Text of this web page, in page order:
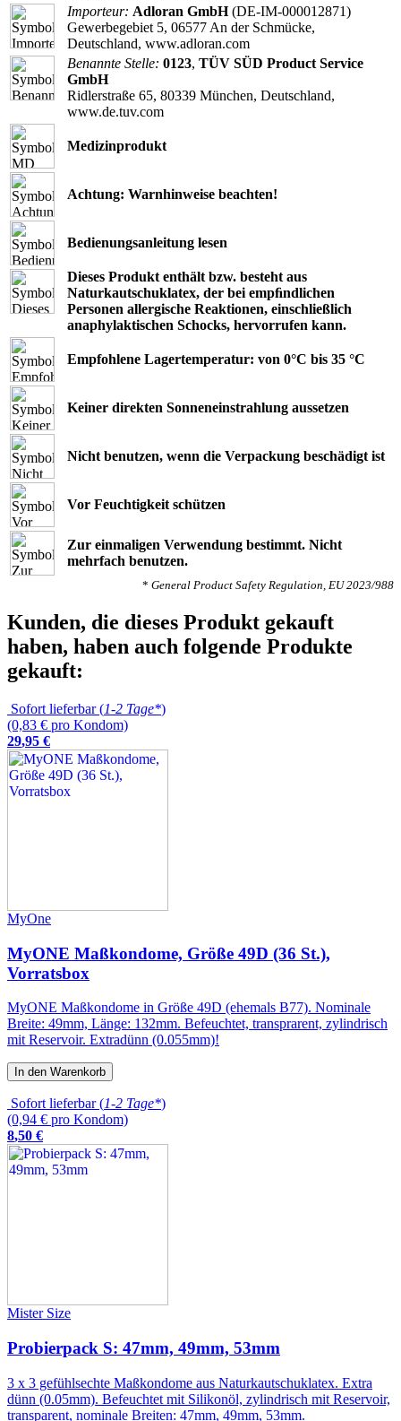
Importeur: Adloran GmbH(DE-IM-000012871)
Gewerbegebiet 5, 06577 An der Schmücke,
Deutschland, www.adloran.com
Benannte Stelle: 0123, TÜV SÜD Product Service
GmbH
Ridlerstraße 65, 80339 München, Deutschland,
www.de.tuv.com
Medizinprodukt
Achtung: Warnhinweise beachten!
Bedienungsanleitung lesen
Dieses Produkt enthält bzw. besteht aus
Naturkautschuklatex, der bei empﬁndlichen
Personen allergische Reaktionen, einschließlich
anaphylaktischen Schocks, hervorrufen kann.
Empfohlene Lagertemperatur: von 0°C bis 35 °C
Keiner direkten Sonneneinstrahlung aussetzen
Nicht benutzen, wenn die Verpackung beschädigt ist
Vor Feuchtigkeit schützen
Zur einmaligen Verwendung bestimmt. Nicht
mehrfach benutzen.
* General Product Safety Regulation, EU 2023/988
Kunden, die dieses Produkt gekauft
haben, haben auch folgende Produkte
gekauft:
Sofort lieferbar (1-2 Tage*)
(0,83 € pro Kondom)
29,95 €
MyOne
MyONE Maßkondome, Größe 49D (36 St.),
Vorratsbox
MyONE Maßkondome in Größe 49D (ehemals B77). Nominale
Breite: 49mm, Länge: 132mm. Befeuchtet, transprarent, zylindrisch
mit Reservoir. Extradünn (0.055mm)!
In den Warenkorb
Sofort lieferbar (1-2 Tage*)
(0,94 € pro Kondom)
8,50 €
Mister Size
Probierpack S: 47mm, 49mm, 53mm
3 x 3 gefühlsechte Maßkondome aus Naturkautschuklatex. Extra
dünn (0.05mm). Befeuchtet mit Silikonöl, zylindrisch mit Reservoir,
transparent, nominale Breiten: 47mm, 49mm, 53mm.